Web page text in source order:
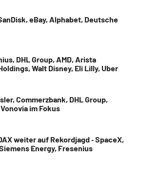
eBay, Alphabet, Deutsche
DHL Group, AMD, Arista
Walt Disney, Eli Lilly, Uber
Commerzbank, DHL Group,
im Fokus
weiter auf Rekordjagd ‑ SpaceX,
Energy, Fresenius